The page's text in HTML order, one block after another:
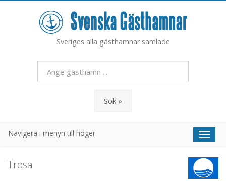
Sveriges alla gästhamnar samlade
Sök »
Navigera i menyn till höger
Toggle
Trosa